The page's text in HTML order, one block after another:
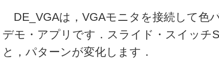
DE_VGAは，VGAモニタを接続して色
デモ・アプリです．スライド・スイッチ
と，パターンが変化します．